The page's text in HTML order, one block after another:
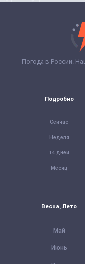
Погода в России.
Подробно
Сейчас
Неделя
14 дней
Месяц
Весна, Лето
Май
Июнь